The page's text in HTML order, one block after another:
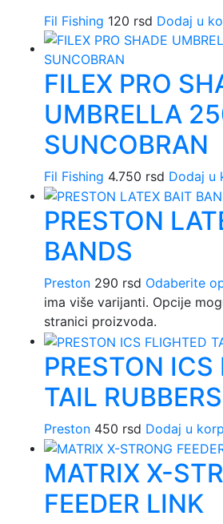
Fil Fishing 120 rsd Dodaj u
FILEX PRO
UMBRELLA
SUNCOBRAN
Fil Fishing 4.750 rsd Dodaj u
PRESTON
BANDS
Preston 290 rsd Odaberite
ima više varijanti. Opcije
stranici proizvoda.
PRESTON
TAIL RUBBERS
Preston 450 rsd Dodaj u
MATRIX X-
FEEDER LINK